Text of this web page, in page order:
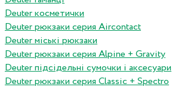
Deuter косметички
Deuter рюкзаки серия Aircontact
Deuter міські рюкзаки
Deuter рюкзаки серия Alpine + Gravity
Deuter підсідельні сумочки і аксесуари
Deuter рюкзаки серия Classic + Spectro